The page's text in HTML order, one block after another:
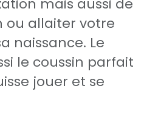
mais aussi de
ou allaiter votre
naissance. Le
le coussin parfait
jouer et se